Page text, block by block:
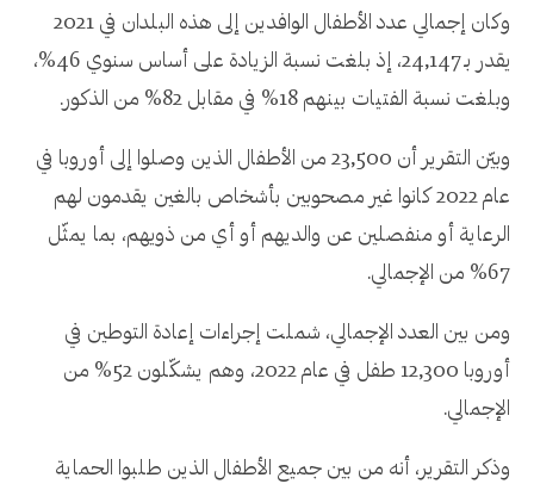
وكان إجمالي عدد الأطفال الوافدين إلى هذه البلدان في 2021
يقدر بـ 24,147، إذ بلغت نسبة الزيادة على أساس سنوي 46%،
وبلغت نسبة الفتيات بينهم 18% في مقابل 82% من الذكور.
وبيّن التقرير أن 23,500 من الأطفال الذين وصلوا إلى أوروبا في
عام 2022 كانوا غير مصحوبين بأشخاص بالغين يقدمون لهم
الرعاية أو منفصلين عن والديهم أو أي من ذويهم، بما يمثّل
67% من الإجمالي.
ومن بين العدد الإجمالي، شملت إجراءات إعادة التوطين في
أوروبا 12,300 طفل في عام 2022، وهم يشكّلون 52% من
الإجمالي.
وذكر التقرير، أنه من بين جميع الأطفال الذين طلبوا الحماية